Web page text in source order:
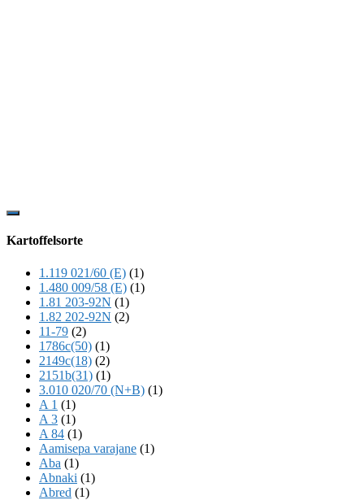
Show
Content
Kartoffelsorte
1.119 021/60 (E) (1)
1.480 009/58 (E) (1)
1.81 203-92N (1)
1.82 202-92N (2)
11-79 (2)
1786c(50) (1)
2149c(18) (2)
2151b(31) (1)
3.010 020/70 (N+B) (1)
A 1 (1)
A 3 (1)
A 84 (1)
Aamisepa varajane (1)
Aba (1)
Abnaki (1)
Abred (1)